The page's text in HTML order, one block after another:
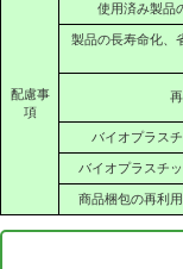
配慮事
項
使用済み製品
製品の長寿命化、
バイオプラス
バイオプラスチ
商品梱包の再利